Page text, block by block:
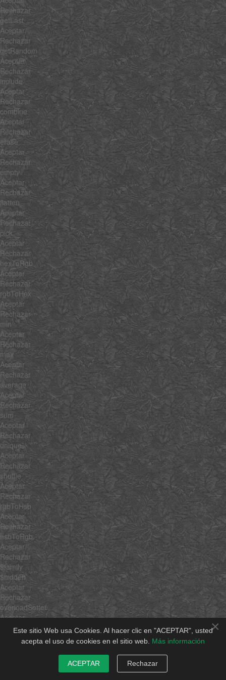
×
Este sitio Web usa Cookies. Al hacer clic en "ACEPTAR", usted
acepta el uso de cookies en el sitio web. Más información
ACEPTAR Rechazar
Rechazar
getLast
Aceptar
Rechazar
getRandom
Aceptar
Rechazar
include
Aceptar
Rechazar
combine
Aceptar
Rechazar
erase
Aceptar
Rechazar
empty
Aceptar
Rechazar
flatten
Aceptar
Rechazar
pick
Aceptar
Rechazar
hexToRgb
Aceptar
Rechazar
rgbToHex
Aceptar
Rechazar
min
Aceptar
Rechazar
max
Aceptar
Rechazar
average
Aceptar
Rechazar
sum
Aceptar
Rechazar
unique
Aceptar
Rechazar
shuffle
Aceptar
Rechazar
rgbToHsb
Aceptar
Rechazar
hsbToRgb
Aceptar
Rechazar
$family
$hidden
Aceptar
Rechazar
overloadSetter
Aceptar
Rechazar
overloadGetter